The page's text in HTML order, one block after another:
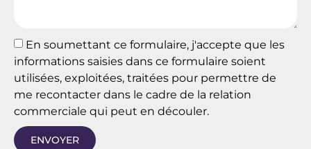
En soumettant ce formulaire, j'accepte que les
informations saisies dans ce formulaire soient
utilisées, exploitées, traitées pour permettre de
me recontacter dans le cadre de la relation
commerciale qui peut en découler.
ENVOYER